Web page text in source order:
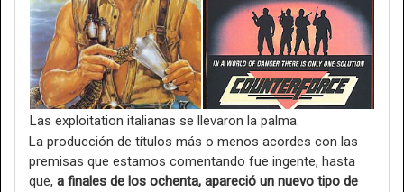
Las exploitation italianas se llevaron la palma.
La producción de títulos más o menos acordes con las
premisas que estamos comentando fue ingente, hasta
que, a finales de los ochenta, apareció un nuevo tipo de